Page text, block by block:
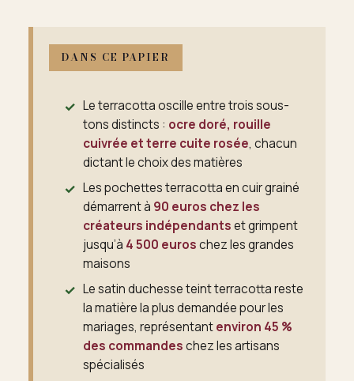
DANS CE PAPIER
Le terracotta oscille entre trois sous-
tons distincts : ocre doré, rouille
cuivrée et terre cuite rosée, chacun
dictant le choix des matières
Les pochettes terracotta en cuir grainé
démarrent à 90 euros chez les
créateurs indépendantset grimpent
jusqu’à 4 500 euroschez les grandes
maisons
Le satin duchesse teint terracotta reste
la matière la plus demandée pour les
mariages, représentantenviron 45 %
des commandeschez les artisans
spécialisés